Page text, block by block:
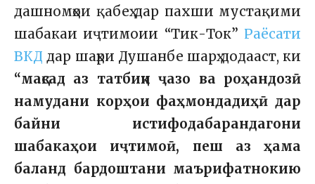
дашномҳои қабеҳ дар пахши мустақими
шабакаи иҷтимоии “Тик-Ток” Раёсати
ВКД дар шаҳри Душанбе шарҳ додааст, ки
“мақсад аз татбиқи ҷазо ва роҳандозӣ
намудани корҳои фаҳмондадиҳӣ дар
байни истифодабарандагони
шабакаҳои иҷтимоӣ, пеш аз ҳама
баланд бардоштани маърифатнокию